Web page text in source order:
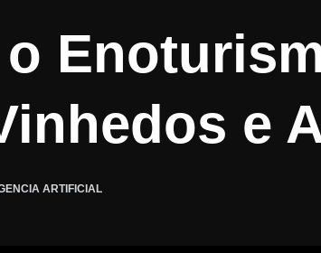
e
ARTIFICIAL